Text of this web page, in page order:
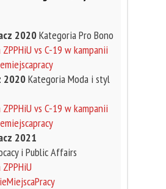
2020Kategoria Pro Bono
vs C-19 w kampanii
2020Kategoria Moda i styl
vs C-19 w kampanii
2021
i Public Affairs